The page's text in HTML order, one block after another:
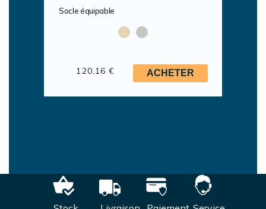
Socle équipable
120,16 € ACHETER